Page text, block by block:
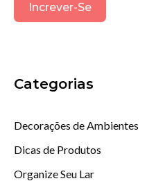
Increver-Se
Categorias
Decorações de Ambientes
Dicas de Produtos
Organize Seu Lar